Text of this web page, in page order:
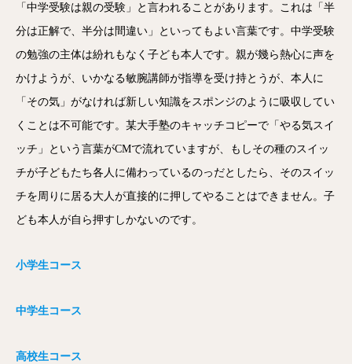
「中学受験は親の受験」と言われることがあります。これは「半
分は正解で、半分は間違い」といってもよい言葉です。中学受験
の勉強の主体は紛れもなく子ども本人です。親が幾ら熱心に声を
かけようが、いかなる敏腕講師が指導を受け持とうが、本人に
「その気」がなければ新しい知識をスポンジのように吸収してい
くことは不可能です。某大手塾のキャッチコピーで「やる気スイ
ッチ」という言葉がCMで流れていますが、もしその種のスイッ
チが子どもたち各人に備わっているのっだとしたら、そのスイッ
チを周りに居る大人が直接的に押してやることはできません。子
ども本人が自ら押すしかないのです。
小学生コース
中学生コース
高校生コース